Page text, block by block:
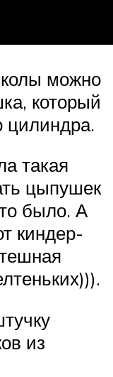
можно
который
цилиндра.
такая
цыпушек
было. А
киндер-
из